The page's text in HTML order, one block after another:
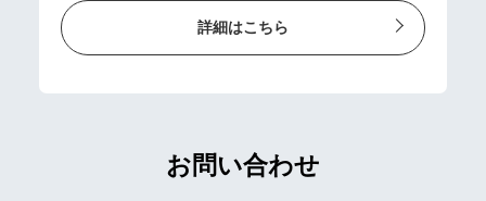
詳細はこちら
お問い合わせ